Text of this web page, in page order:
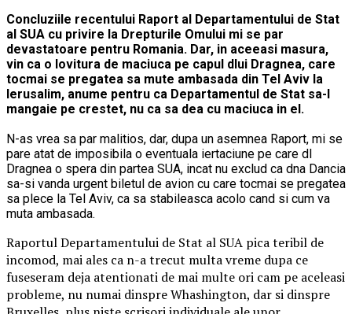
Concluziile recentului Raport al Departamentului de Stat
al SUA cu privire la Drepturile Omului mi se par
devastatoare pentru Romania. Dar, in aceeasi masura,
vin ca o lovitura de maciuca pe capul dlui Dragnea, care
tocmai se pregatea sa mute ambasada din Tel Aviv la
Ierusalim, anume pentru ca Departamentul de Stat sa-l
mangaie pe crestet, nu ca sa dea cu maciuca in el.
N-as vrea sa par malitios, dar, dupa un asemnea Raport, mi se
pare atat de imposibila o eventuala iertaciune pe care dl
Dragnea o spera din partea SUA, incat nu exclud ca dna Dancia
sa-si vanda urgent biletul de avion cu care tocmai se pregatea
sa plece la Tel Aviv, ca sa stabileasca acolo cand si cum va
muta ambasada.
Raportul Departamentului de Stat al SUA pica teribil de
incomod, mai ales ca n-a trecut multa vreme dupa ce
fuseseram deja atentionati de mai multe ori cam pe aceleasi
probleme, nu numai dinspre Whashington, dar si dinspre